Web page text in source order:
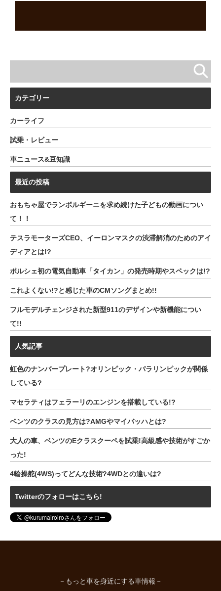
カテゴリー
カーライフ
試乗・レビュー
車ニュース&豆知識
最近の投稿
おもちゃ屋でランボルギーニを求め続けた子どもの動画につい
て！！
テスラモーターズCEO、イーロンマスクの渋滞解消のためのアイ
ディアとは!?
ポルシェ初の電気自動車「タイカン」の発売時期やスペックは!?
これよくない!?と感じた車のCMソングまとめ!!
フルモデルチェンジされた新型911のデザインや新機能につい
て!!
人気記事
虹色のナンバープレート?オリンピック・パラリンピックが関係
している?
マセラティはフェラーリのエンジンを搭載している!?
ベンツのクラスの見方は?AMGやマイバッハとは?
大人の車、ベンツのEクラスクーペを試乗!高級感や技術がすごか
った!
4輪操舵(4WS)ってどんな技術?4WDとの違いは?
Twitterのフォローはこちら!
－もっと車を身近にする車情報－